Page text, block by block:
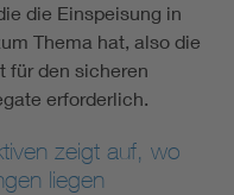
die Einspeisung in
Thema hat, also die
für den sicheren
erforderlich.
zeigt auf, wo
liegen